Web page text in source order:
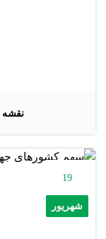
نقشه
19
شهریور